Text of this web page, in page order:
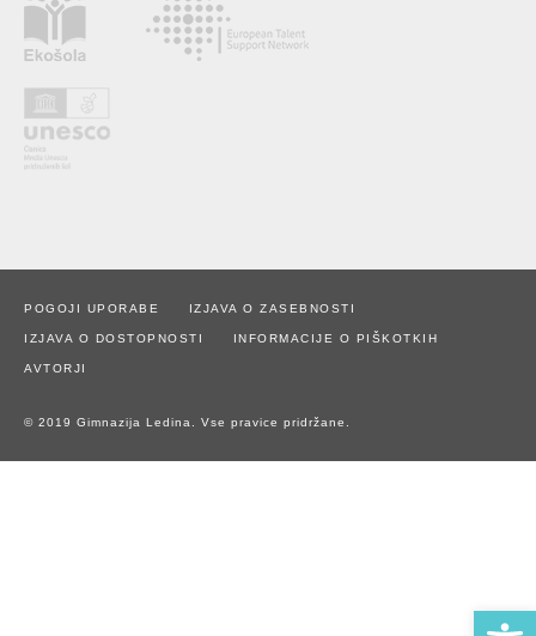
POGOJI UPORABE IZJAVA O ZASEBNOSTI
IZJAVA O DOSTOPNOSTI INFORMACIJE O PIŠKOTKIH
AVTORJI
© 2019 Gimnazija Ledina. Vse pravice pridržane.